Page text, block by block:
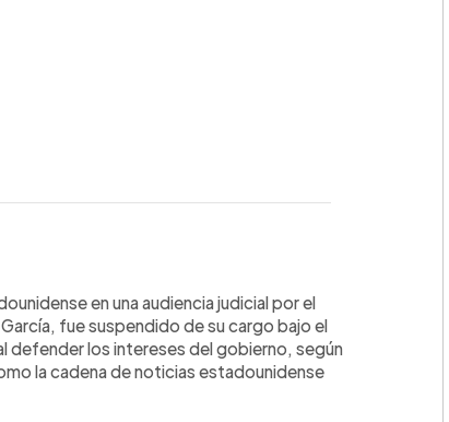
en una audiencia judicial por el
fue suspendido de su cargo bajo el
defender los intereses del gobierno, según
la cadena de noticias estadounidense